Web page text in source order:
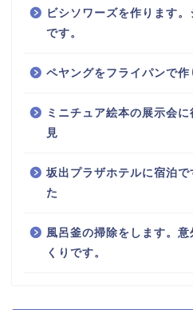
ビシソワーズを作ります
です。
ペヤングをフライパンで作
ミニチュア絵本の展示会
見
坂出プラザホテルに宿泊
た
風呂釜の掃除をします。
くりです。